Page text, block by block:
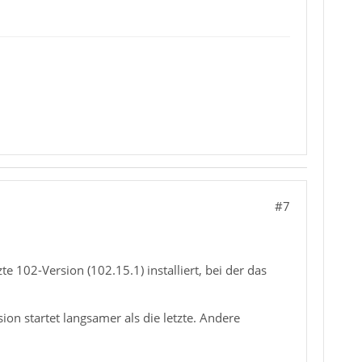
#7
102-Version (102.15.1) installiert, bei der das
startet langsamer als die letzte. Andere